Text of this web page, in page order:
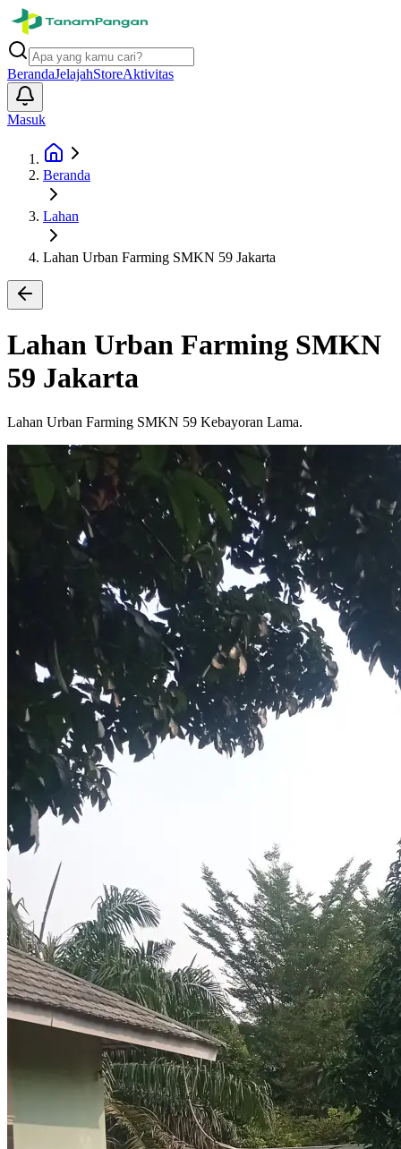
BerandaJelajahStoreAktivitas
Masuk
Beranda
Lahan
Lahan Urban Farming SMKN 59 Jakarta
Lahan Urban Farming SMKN
59 Jakarta
Lahan Urban Farming SMKN 59 Kebayoran Lama.